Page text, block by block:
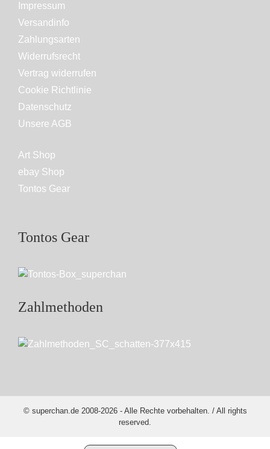
Impressum
Versandinfo
Zahlungsarten
Widerrufsrecht
Vertrag widerrufen
Cookie Richtlinie
Datenschutz
Unsere AGB
Art Shop
ebay Shop
Tontos Gear
Tontos Gear
Zahlmethoden
© superchan.de 2008-2026 - Alle Rechte vorbehalten. / All rights
reserved.